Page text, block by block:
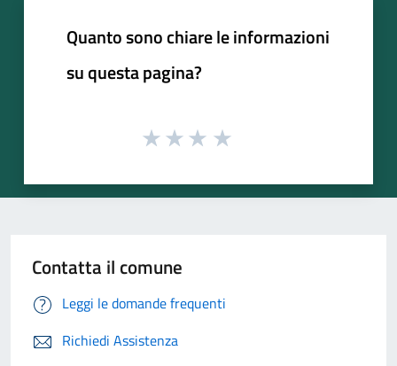
Quanto sono chiare le informazioni
su questa pagina?
Contatta il comune
Leggi le domande frequenti
Richiedi Assistenza